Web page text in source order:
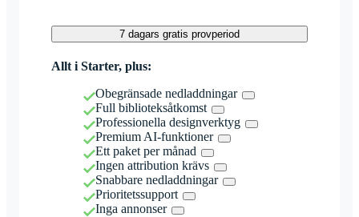
7 dagars gratis provperiod
Allt i Starter, plus:
Obegränsade nedladdningar
Full biblioteksåtkomst
Professionella designverktyg
Premium AI-funktioner
Ett paket per månad
Ingen attribution krävs
Snabbare nedladdningar
Prioritetssupport
Inga annonser